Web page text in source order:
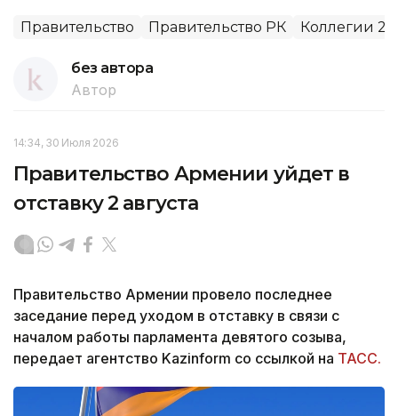
Правительство Правительство РК Коллегии
без автора
Автор
14:34, 30 Июля 2026
Правительство Армении уйдет в
отставку 2 августа
Правительство Армении провело последнее
заседание перед уходом в отставку в связи с
началом работы парламента девятого созыва,
передает агентство Kazinform со ссылкой на ТАСС.